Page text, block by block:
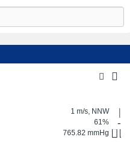
1 m/s, NNW
61%
765.82 mmHg